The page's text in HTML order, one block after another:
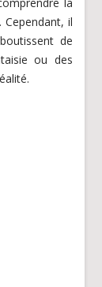
Cependant, il
de
ou des